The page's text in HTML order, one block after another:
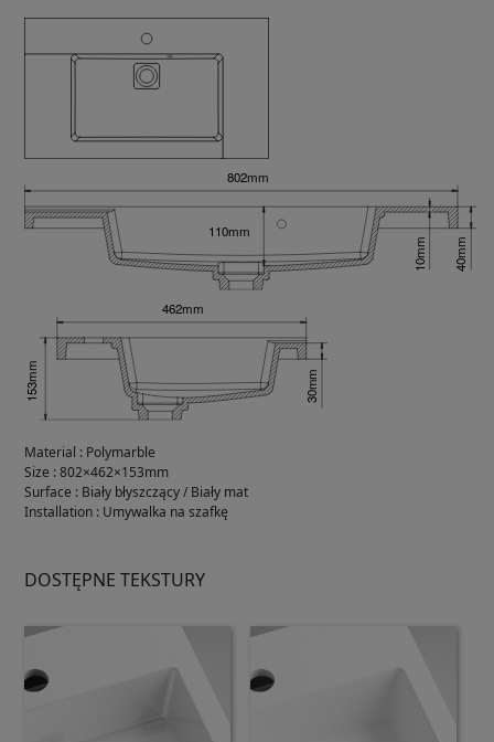
Material : Polymarble
Size :802×462×153mm
Surface : Biały błyszczący / Biały mat
Installation : Umywalka na szafkę
DOSTĘPNE TEKSTURY